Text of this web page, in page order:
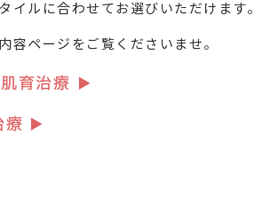
イルに合わせてお選びいただけます。
容ページをご覧くださいませ。
育治療 ▶️
療 ▶️